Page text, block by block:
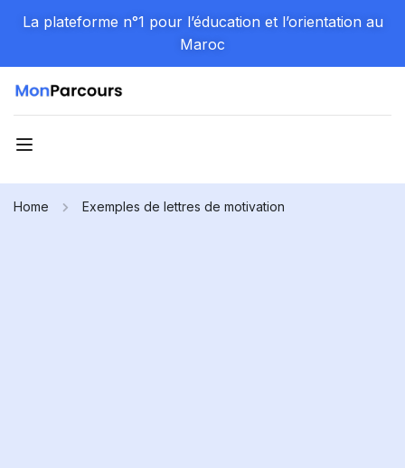
La plateforme n°1 pour l’éducation et l’orientation au
Maroc
Home Exemples de lettres de motivation